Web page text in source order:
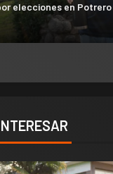
elecciones en
10% que otorgó la
de pobreza»